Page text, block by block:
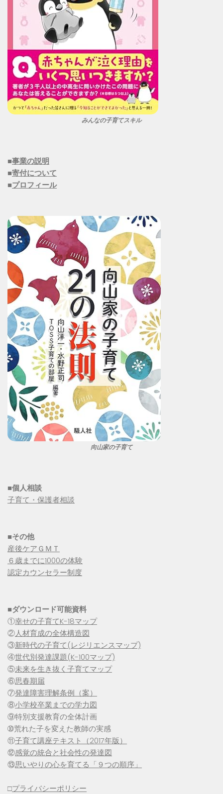
みんなの子育てスキル
■事業の説明
■寄付について
■プロフィール
向山家の子育て
■個人相談
子育て・保護者相談
■その他
産後ケアＧＭＴ
６歳までに1000の体験
認定カウンセラー制度
■ダウンロード可能資料
①幸せの子育てK-18マップ
②人材育成の全体構造図
③新時代の子育て(レジリエンスマップ)
④世代別発達課題(K-100マップ)
⑤未来を生き抜く子育てマップ
⑥思春期届
⑦発達障害理解条例（案）
⑧小学校卒業までの学力図
⑨特別支援教育の全体計画
➉荒れた子を変えた教師の実感
⑪子育て講座テキスト（2017年版）
⑫感覚の統合と社会性の発達図
⑬思いやりの心を育てる「９つの順序」
□プライバシーポリシー